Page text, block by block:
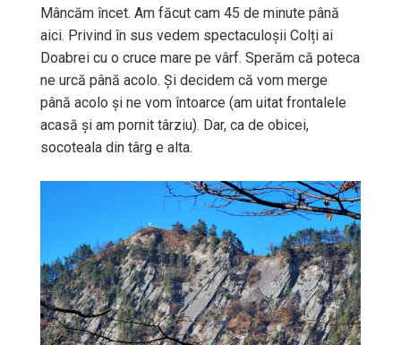
Mâncăm încet. Am făcut cam 45 de minute până
aici. Privind în sus vedem spectaculoșii Colți ai
Doabrei cu o cruce mare pe vârf. Sperăm că poteca
ne urcă până acolo. Și decidem că vom merge
până acolo și ne vom întoarce (am uitat frontalele
acasă și am pornit târziu). Dar, ca de obicei,
socoteala din târg e alta.